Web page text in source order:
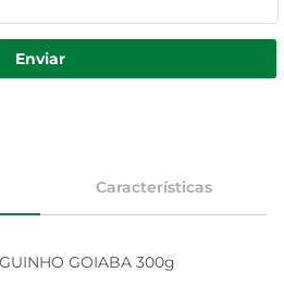
Enviar
Características
GOIABA 300g